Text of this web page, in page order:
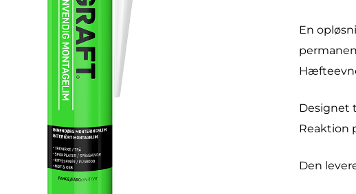
En
Designet
Reaktion
Den